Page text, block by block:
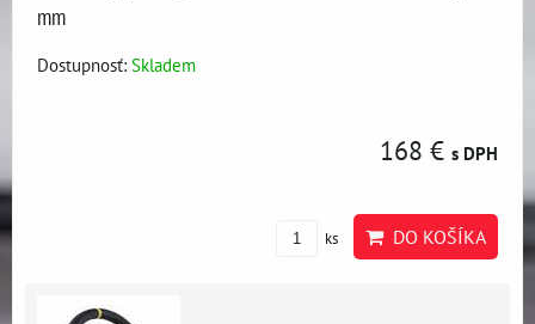
mm
Dostupnosť: Skladem
168 € s DPH
ks DO KOŠÍKA